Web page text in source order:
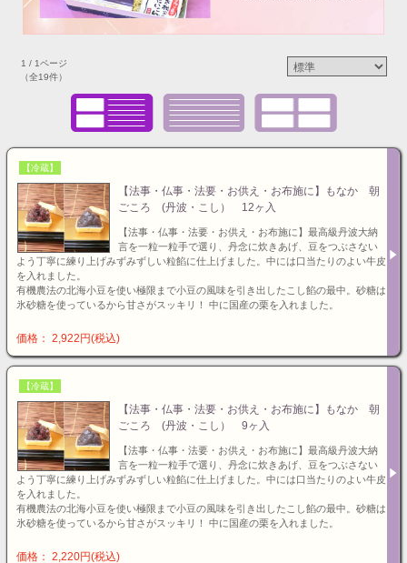
1 / 1ページ
（全19件）
【冷蔵】
【法事・仏事・法要・お供え・お布施に】もなか 朝
ごころ (丹波・こし） 12ヶ入
【法事・仏事・法要・お供え・お布施に】最高級丹波大納
言を一粒一粒手で選り、丹念に炊きあげ、豆をつぶさない
よう丁寧に練り上げみずみずしい粒餡に仕上げました。中には口当たりのよい牛皮
を入れました。
有機農法の北海小豆を使い極限まで小豆の風味を引き出したこし餡の最中。砂糖は
氷砂糖を使っているから甘さがスッキリ！ 中に国産の栗を入れました。
価格： 2,922円(税込)
【冷蔵】
【法事・仏事・法要・お供え・お布施に】もなか 朝
ごころ (丹波・こし） 9ヶ入
【法事・仏事・法要・お供え・お布施に】最高級丹波大納
言を一粒一粒手で選り、丹念に炊きあげ、豆をつぶさない
よう丁寧に練り上げみずみずしい粒餡に仕上げました。中には口当たりのよい牛皮
を入れました。
有機農法の北海小豆を使い極限まで小豆の風味を引き出したこし餡の最中。砂糖は
氷砂糖を使っているから甘さがスッキリ！ 中に国産の栗を入れました。
価格： 2,220円(税込)